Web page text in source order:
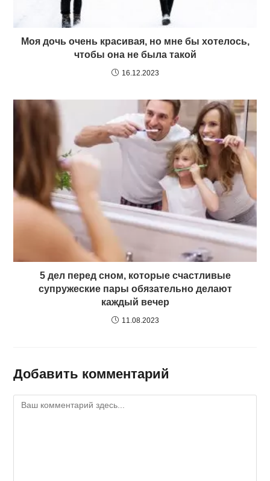
Моя дочь очень красивая, но мне бы хотелось,
чтобы она не была такой
16.12.2023
5 дел перед сном, которые счастливые
супружеские пары обязательно делают
каждый вечер
11.08.2023
Добавить комментарий
Комментарий